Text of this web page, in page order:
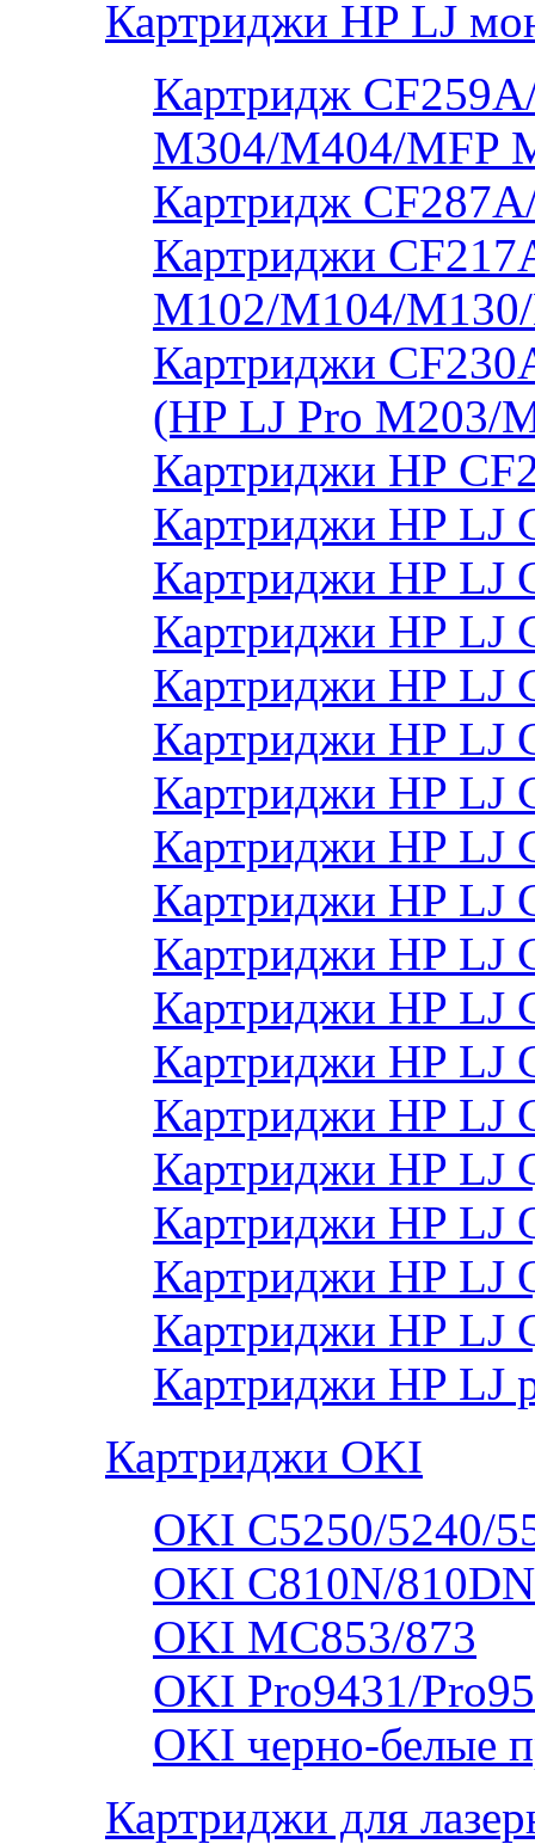
Картриджи HP LJ
Картридж
M304/M404/MFP
Картридж
Картриджи
M102/M104/
Картриджи
(HP LJ Pro M203/
Картриджи HP
Картриджи HP LJ
Картриджи HP LJ
Картриджи HP LJ
Картриджи HP LJ
Картриджи HP LJ
Картриджи HP LJ
Картриджи HP LJ
Картриджи HP LJ
Картриджи HP LJ
Картриджи HP LJ
Картриджи HP LJ
Картриджи HP LJ
Картриджи HP LJ
Картриджи HP LJ
Картриджи HP LJ
Картриджи HP LJ
Картриджи HP LJ
Картриджи OKI
OKI C5250/5240/
OKI C810N/
OKI MC853/873
OKI Pro9431/
OKI черно-белые
Картриджи для